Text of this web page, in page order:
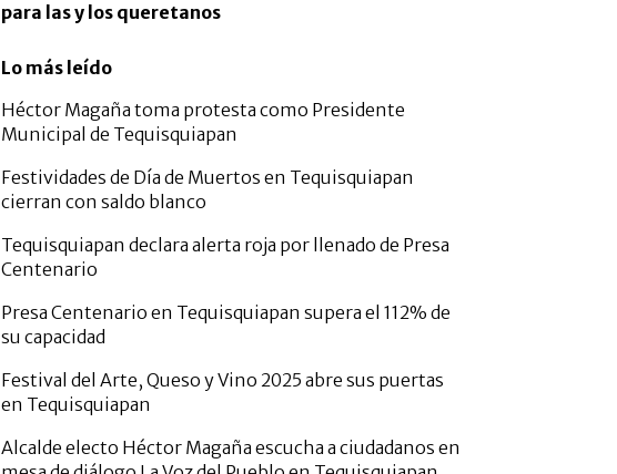
para las y los queretanos
Lo más leído
Héctor Magaña toma protesta como Presidente
Municipal de Tequisquiapan
Festividades de Día de Muertos en Tequisquiapan
cierran con saldo blanco
Tequisquiapan declara alerta roja por llenado de Presa
Centenario
Presa Centenario en Tequisquiapan supera el 112% de
su capacidad
Festival del Arte, Queso y Vino 2025 abre sus puertas
en Tequisquiapan
Alcalde electo Héctor Magaña escucha a ciudadanos en